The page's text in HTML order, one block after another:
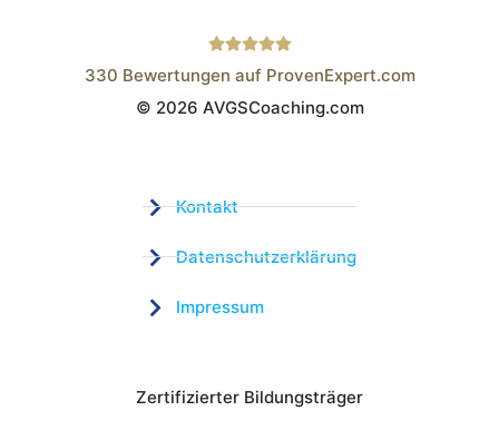
Wistor GmbH
330 Bewertungen auf ProvenExpert.com
© 2026 AVGSCoaching.com
Kontakt
Datenschutzerklärung
Impressum
Zertifizierter Bildungsträger